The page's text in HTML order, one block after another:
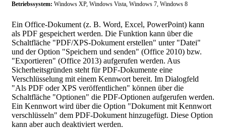
Betriebssystem: Windows XP, Windows Vista, Windows 7, Windows 8
Ein Office-Dokument (z. B. Word, Excel, PowerPoint) kann
als PDF gespeichert werden. Die Funktion kann über die
Schaltfläche "PDF/XPS-Dokument erstellen" unter "Datei"
und der Option "Speichern und senden" (Office 2010) bzw.
"Exportieren" (Office 2013) aufgerufen werden. Aus
Sicherheitsgründen steht für PDF-Dokumente eine
Verschlüsselung mit einem Kennwort bereit. Im Dialogfeld
"Als PDF oder XPS veröffentlichen" können über die
Schaltfläche "Optionen" die PDF-Optionen aufgerufen werden.
Ein Kennwort wird über die Option "Dokument mit Kennwort
verschlüsseln" dem PDF-Dokument hinzugefügt. Diese Option
kann aber auch deaktiviert werden.